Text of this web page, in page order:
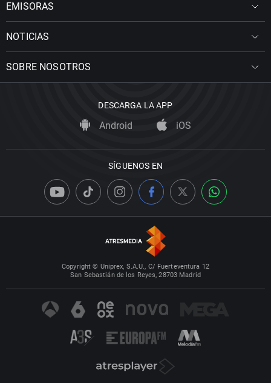
EMISORAS
NOTICIAS
SOBRE NOSOTROS
DESCARGA LA APP
Android iOS
SÍGUENOS EN
Copyright © Uniprex, S.A.U., C/ Fuerteventura 12
San Sebastián de los Reyes, 28703 Madrid